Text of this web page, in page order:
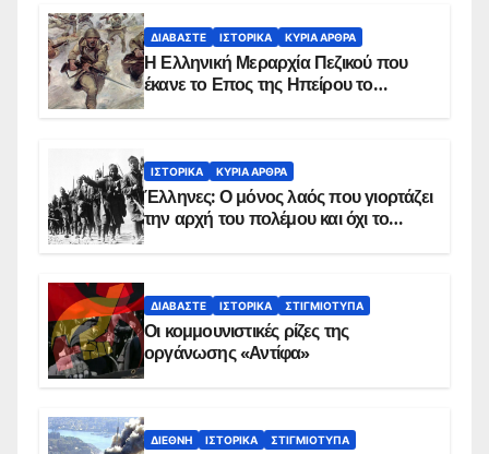
ΔΙΑΒΆΣΤΕ ΙΣΤΟΡΙΚΆ ΚΥΡΙΑ ΑΡΘΡΑ
Η Ελληνική Μεραρχία Πεζικού που
έκανε το Επος της Ηπείρου το
ΙΣΤΟΡΙΚΆ ΚΥΡΙΑ ΑΡΘΡΑ
Έλληνες: Ο μόνος λαός που γιορτάζει
την αρχή του πολέμου και όχι το
ΔΙΑΒΆΣΤΕ ΙΣΤΟΡΙΚΆ ΣΤΙΓΜΙΌΤΥΠΑ
Οι κομμουνιστικές ρίζες της
οργάνωσης «Αντίφα»
ΔΙΕΘΝΉ ΙΣΤΟΡΙΚΆ ΣΤΙΓΜΙΌΤΥΠΑ